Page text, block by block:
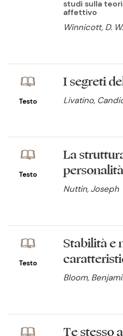
studi sulla
affettivo
Winnicott, D. W.
Testo
I segreti
Livatino,
Testo
La
personalità
Nuttin, Joseph
Testo
Stabilità e
Bloom,
Te stesso